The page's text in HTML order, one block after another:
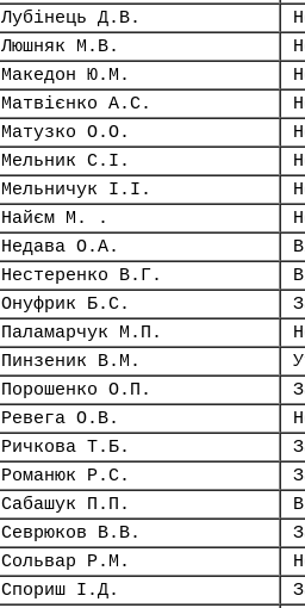
Лубінець Д.В.
Люшняк М.В.
Македон Ю.М.
Матвієнко А.С.
Матузко О.О.
Мельник С.І.
Мельничук І.І.
Найєм М. .
Недава О.А.
Нестеренко В.Г.
Онуфрик Б.С.
Паламарчук М.П.
Пинзеник В.М.
Порошенко О.П.
Ревега О.В.
Ричкова Т.Б.
Романюк Р.С.
Сабашук П.П.
Севрюков В.В.
Сольвар Р.М.
Спориш І.Д.